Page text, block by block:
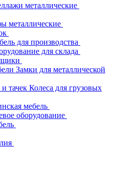
металлические
металлические
для производства
для склада
Замки для металлической
Колеса для грузовых
мебель
оборудование